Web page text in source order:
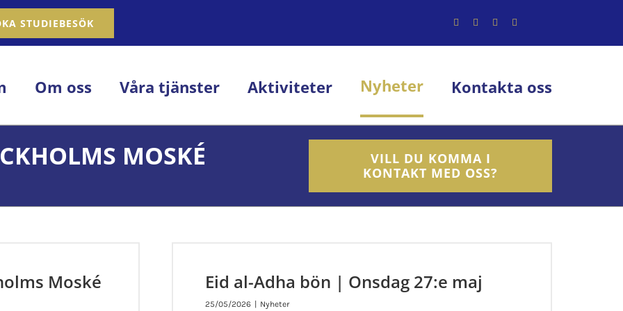
STUDIEBESÖK
Om oss Våra tjänster Aktiviteter Nyheter Kontakta oss
MOSKÉ
VILL DU KOMMA I
KONTAKT MED OSS?
Moské
Eid al-Adha bön | Onsdag 27:e maj
25/05/2026 Nyheter